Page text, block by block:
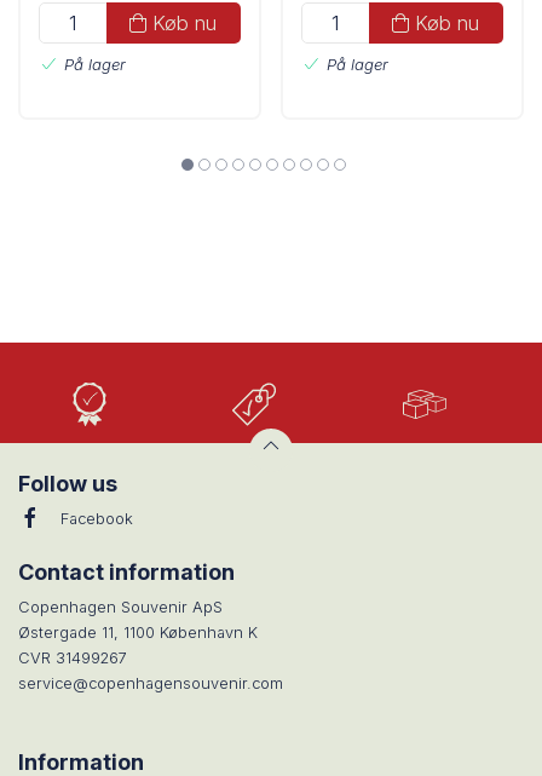
Køb nu
På lager
Køb nu
På lager
Kvalitet
Follow us
Facebook
Contact information
Copenhagen Souvenir ApS
Østergade 11, 1100 København K
CVR 31499267
service@copenhagensouvenir.com
Information